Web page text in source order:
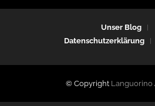
Unser Blog
Datenschutzerklärung
© Copyright Languorino